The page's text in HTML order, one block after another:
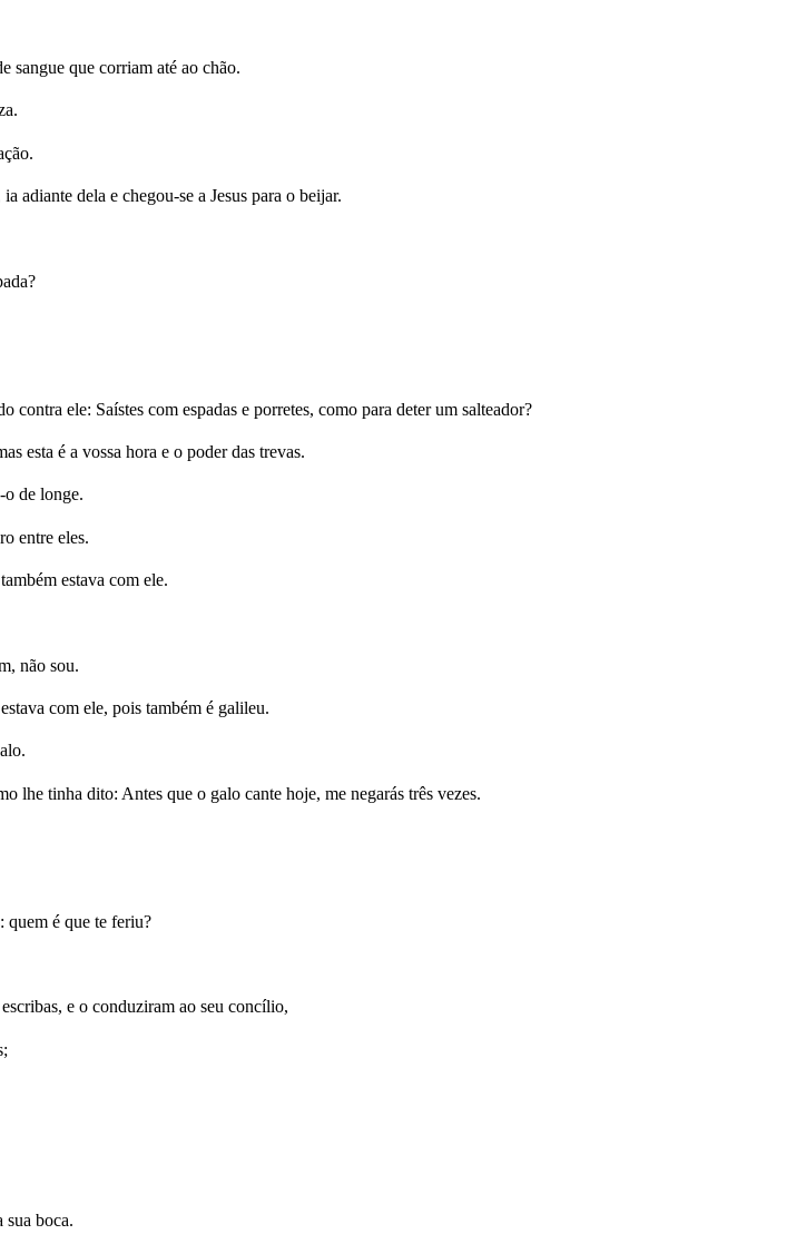
sangue que corriam até ao chão.
adiante dela e chegou-se a Jesus para o beijar.
contra ele: Saístes com espadas e porretes, como para deter um salteador?
esta é a vossa hora e o poder das trevas.
o de longe.
entre eles.
estava com ele.
não sou.
com ele, pois também é galileu.
lhe tinha dito: Antes que o galo cante hoje, me negarás três vezes.
quem é que te feriu?
e o conduziram ao seu concílio,
sua boca.